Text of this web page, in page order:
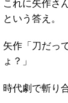
これに矢作さ
という答え。
矢作「刀だっ
ょ？」
時代劇で斬り